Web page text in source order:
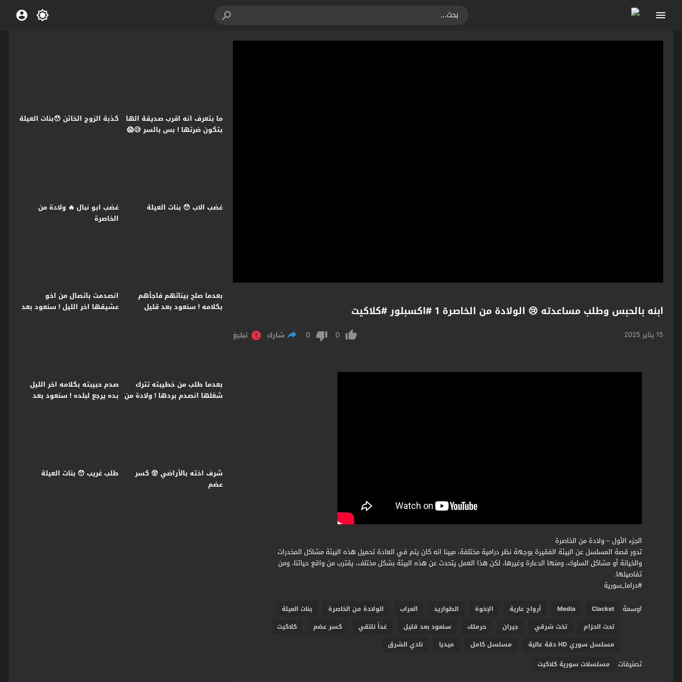
ابنه بالحبس وطلب مساعدته 😢 الولادة من الخاصرة 1 #اكسبلور #كلاكيت
15 يناير 2025 0
0 شارك تبليغ
الجزء الأول – ولادة من الخاصرة
تدور قصة المسلسل عن البيئة الفقيرة بوجهة نظر درامية مختلفة، مبينا انه كان يتم في العادة تحميل هذه البيئة مشاكل المخدرات
والخيانة أو مشاكل السلوك، ومنها الدعارة وغيرها، لكن هذا العمل يتحدث عن هذه البيئة بشكل مختلف، يقترب من واقع حياتنا، ومن
تفاصيلها.
#دراما_سورية
اوسمة
Clacket
Media أرواح عارية الإخوة الطواريد العراب الولادة من الخاصرة
بنات العيلة
تحت الحزام
تخت شرقي جيران حرملك سنعود بعد قليل غداً نلتقي كسر عضم
كلاكيت
مسلسل سوري HD دقة عالية
مسلسل كامل ميديا نادي الشرق
تصنيفات مسلسلات سورية كلاكيت
ما بتعرف انه اقرب صديقة الها
بتكون ضرتها ! بس بالسر 😥😱
كذبة الزوج الخائن 😯بنات العيلة
غضب الاب 😯 بنات العيلة
غضب ابو نبال 🔥 ولادة من
الخاصرة
بعدما صلح بيناتهم فاجأهم
بكلامه ! سنعود بعد قليل
انصدمت باتصال من اخو
عشيقها اخر الليل ! سنعود بعد
بعدما طلب من خطيبته تترك
شغلها انصدم بردها ! ولادة من
صدم حبيبته بكلامه اخر الليل
بده يرجع لبلده ! سنعود بعد
شرف اخته بالأراضي 😲 كسر
عضم
طلب غريب 😯 بنات العيلة